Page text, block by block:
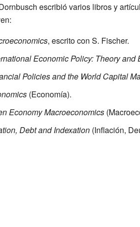
escribió varios libros y
, escrito con S. Fischer.
Economic Policy: Theory and
Policies and the World Capital
(Economía).
Economy Macroeconomics
Debt and Indexation(Inflación,